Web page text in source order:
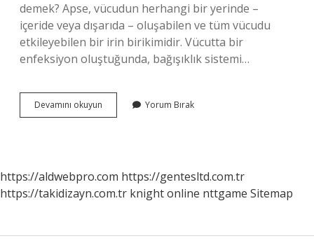
demek? Apse, vücudun herhangi bir yerinde –
içeride veya dışarıda – oluşabilen ve tüm vücudu
etkileyebilen bir irin birikimidir. Vücutta bir
enfeksiyon oluştuğunda, bağışıklık sistemi…
Devamını okuyun
Olmak
Yorum Bırak
https://aldwebpro.com https://gentesltd.com.tr
https://takidizayn.com.tr knight online nttgame Sitemap